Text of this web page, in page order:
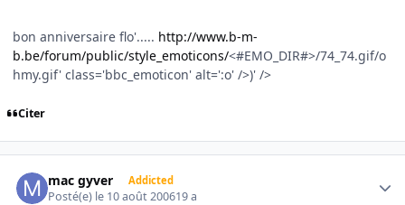
bon anniversaire flo'..... http://www.b-m-
b.be/forum/public/style_emoticons/<#EMO_DIR#>/74_74.gif/o
hmy.gif' class='bbc_emoticon' alt=':o' />)' />
Citer
mac gyver Addicted
Posté(e) le 10 août 200619 a